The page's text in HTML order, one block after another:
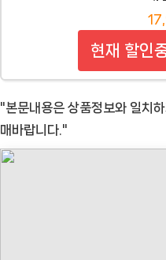
현재 할인
"본문내용은 상품정보와 일치
매바랍니다."